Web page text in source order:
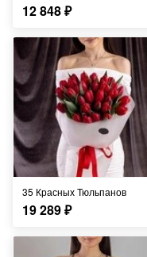
12 848₽
35 Красных Тюльпанов
19 289₽